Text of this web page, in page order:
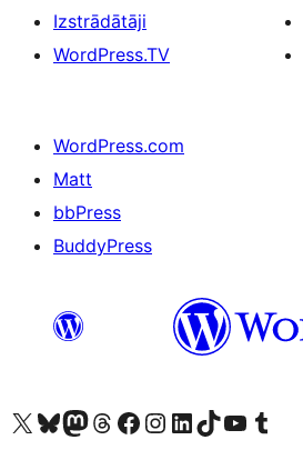
Izstrādātāji
WordPress.TV
WordPress.com
Matt
bbPress
BuddyPress
Apmeklējiet mūsu X (agrāk Twitter) kontu
Apmeklējiet mūsu Bluesky kontu
Apmeklējiet mūsu Mastodon kontu
Apmeklējiet mūsu Threads kontu
Apmeklējiet mūsu Facebook lapuApmeklējiet mūsu Instagram kontu
Apmeklējiet mūsu LinkedIn kontu
Apmeklējiet mūsu TikTok kontu
Apmeklējiet mūsu YouTube kanālu
Apmeklējiet mūsu Tumblr kontu